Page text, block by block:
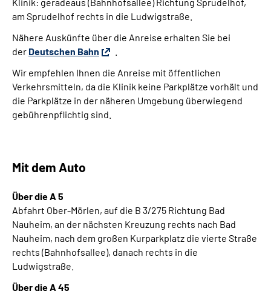
Login
am Sprudelhof rechts in die Ludwigstraße.
Nähere Auskünfte über die Anreise erhalten Sie bei
der Deutschen Bahn
Wir empfehlen Ihnen die Anreise mit öffentlichen
Verkehrsmitteln, da die Klinik keine Parkplätze vorhält und
die Parkplätze in der näheren Umgebung überwiegend
gebührenpflichtig sind.
Mit dem Auto
Über die A 5
Abfahrt Ober-Mörlen, auf die B 3/275 Richtung Bad
Nauheim, an der nächsten Kreuzung rechts nach Bad
Nauheim, nach dem großen Kurparkplatz die vierte Straße
rechts (Bahnhofsallee), danach rechts in die
Ludwigstraße.
Über die A 45